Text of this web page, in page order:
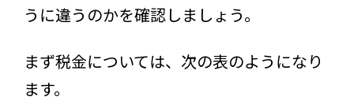
うに違うのかを確認しましょう。
まず税金については、次の表のようになり
ます。